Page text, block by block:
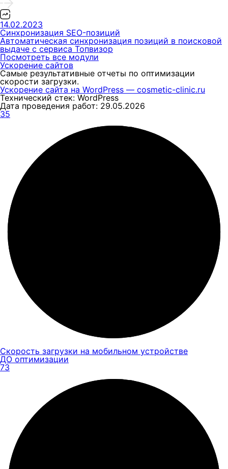
14.02.2023
Синхронизация SEO-позиций
Автоматическая синхронизация позиций в поисковой
выдаче с сервиса Топвизор
Посмотреть все модули
Ускорение сайтов
Самые результативные отчеты по оптимизации
скорости загрузки.
Ускорение сайта на WordPress — cosmetic-clinic.ru
Технический стек: WordPress
Дата проведения работ: 29.05.2026
35
Скорость загрузки на мобильном устройстве
ДО оптимизации
73